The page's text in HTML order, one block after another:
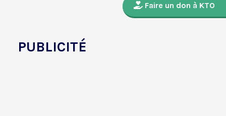
Faire un don à KTO
PUBLICITÉ